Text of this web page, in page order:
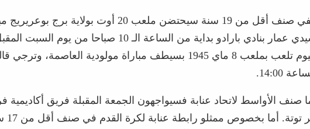
ففي صنف أقل من 19 سنة سيحتضن ملعب 20 أوت بولاية برج
سيدي عمار بنادي بارادو بداية من الساعة الـ 10 صباحا
اليوم تلعب بملعب 8 ماي 1945 بسيطف مباراة مولودية العاصمة،
14:00.
صنف الأواسط لاتحاد عنابة فسيواجهون الجمعة المقبلة فريق
بئر